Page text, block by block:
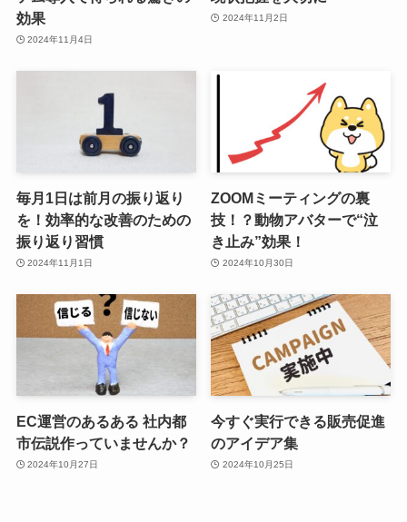
効果
2024年11月4日
2024年11月2日
毎月1日は前月の振り返り
を！効率的な改善のための
振り返り習慣
2024年11月1日
ZOOMミーティングの裏
技！？動物アバターで“泣
き止み”効果！
2024年10月30日
EC運営のあるある 社内都
市伝説作っていませんか？
2024年10月27日
今すぐ実行できる販売促進
のアイデア集
2024年10月25日